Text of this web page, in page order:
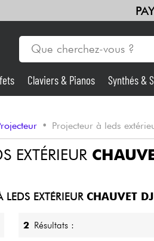
Claviers & Pianos Synthés &
• Projecteur à leds
EXTÉRIEUR
LEDS EXTÉRIEUR CHAUVET DJ
2 Résultats :